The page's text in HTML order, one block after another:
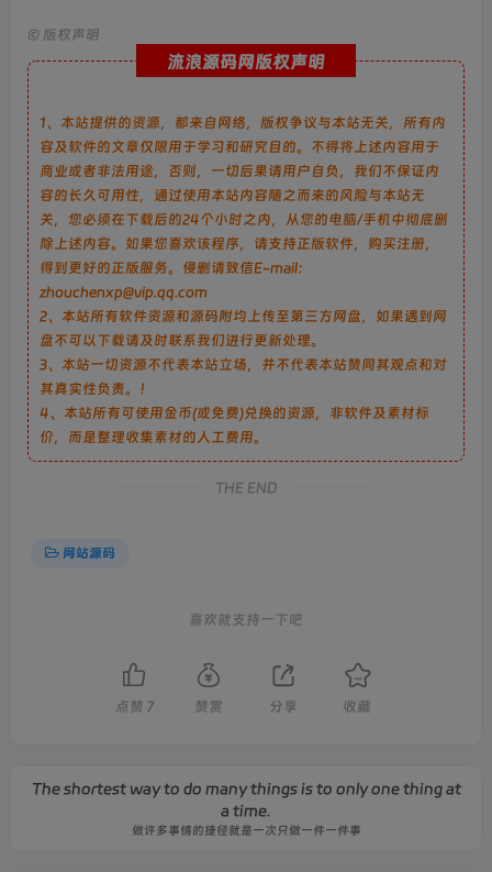
© 版权声明
流浪源码网版权声明
1、本站提供的资源，都来自网络，版权争议与本站无关，所有内
容及软件的文章仅限用于学习和研究目的。不得将上述内容用于
商业或者非法用途，否则，一切后果请用户自负，我们不保证内
容的长久可用性，通过使用本站内容随之而来的风险与本站无
关，您必须在下载后的24个小时之内，从您的电脑/手机中彻底删
除上述内容。如果您喜欢该程序，请支持正版软件，购买注册，
得到更好的正版服务。侵删请致信E-mail：
zhouchenxp@vip.qq.com
2、本站所有软件资源和源码附均上传至第三方网盘，如果遇到网
盘不可以下载请及时联系我们进行更新处理。
3、本站一切资源不代表本站立场，并不代表本站赞同其观点和对
其真实性负责。！
4、本站所有可使用金币(或免费)兑换的资源，非软件及素材标
价，而是整理收集素材的人工费用。
THE END
网站源码
喜欢就支持一下吧
点赞 7 赞赏 分享 收藏
The shortest way to do many things is to only one thing at
a time.
做许多事情的捷径就是一次只做一件一件事